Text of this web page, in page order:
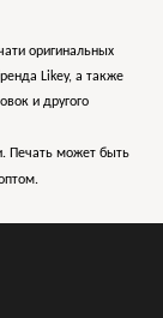
оригинальных
Likey, а также
и другого
Печать может быть